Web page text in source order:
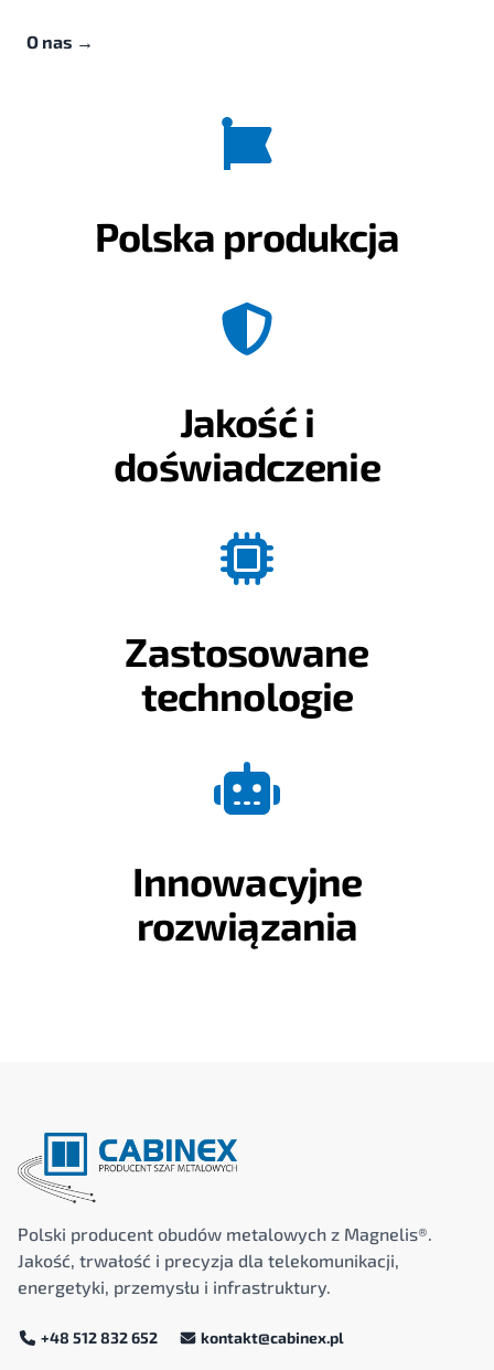
O nas →
Polska produkcja
Jakość i
doświadczenie
Zastosowane
technologie
Innowacyjne
rozwiązania
Polski producent obudów metalowych z Magnelis®.
Jakość, trwałość i precyzja dla telekomunikacji,
energetyki, przemysłu i infrastruktury.
+48 512 832 652 kontakt@cabinex.pl